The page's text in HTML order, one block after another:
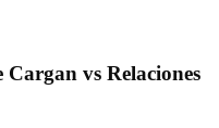
Cargan vs Relaciones